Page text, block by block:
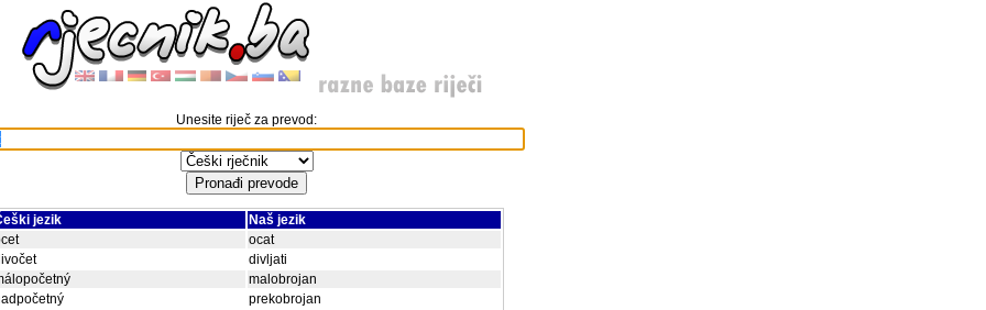
Unesite riječ za prevod:
jezik
Naš jezik
ocat
divljati
malobrojan
prekobrojan